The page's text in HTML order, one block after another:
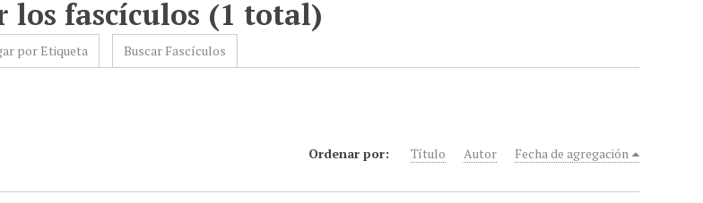
los fascículos (1 total)
por Etiqueta Buscar Fascículos
Ordenar por: Título Autor Fecha de agregación